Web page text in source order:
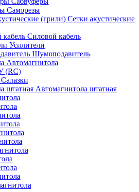
Саморезы
Сетки акустические
Силовой кабель
Усилители
Шумоподавитель
Автомагнитола
(RC)
Салазки
Автомагнитола штатная